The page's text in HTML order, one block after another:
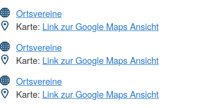
Ortsvereine
Karte: Link zur Google Maps Ansicht
Ortsvereine
Karte: Link zur Google Maps Ansicht
Ortsvereine
Karte: Link zur Google Maps Ansicht